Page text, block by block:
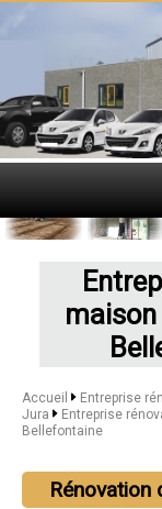
Accueil
Entreprise
Jura
Entreprise
Bellefontaine
Rénovation